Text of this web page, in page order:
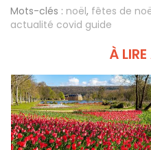
Mots-clés : noël, fêtes de
actualité covid guide
À